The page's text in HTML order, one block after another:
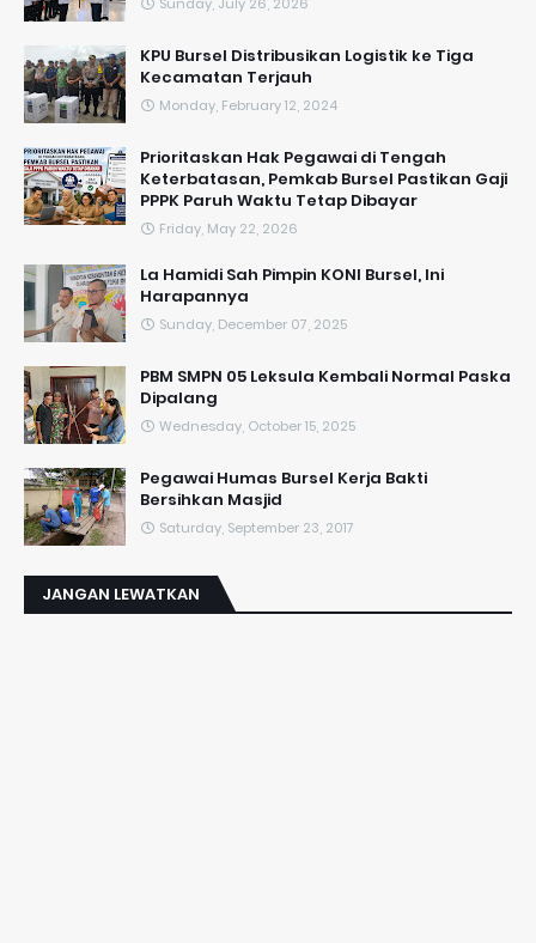
KPU Bursel Distribusikan Logistik ke Tiga
Kecamatan Terjauh
Monday, February 12, 2024
Prioritaskan Hak Pegawai di Tengah
Keterbatasan, Pemkab Bursel Pastikan Gaji
PPPK Paruh Waktu Tetap Dibayar
Friday, May 22, 2026
La Hamidi Sah Pimpin KONI Bursel, Ini
Harapannya
Sunday, December 07, 2025
PBM SMPN 05 Leksula Kembali Normal Paska
Dipalang
Wednesday, October 15, 2025
Pegawai Humas Bursel Kerja Bakti
Bersihkan Masjid
Saturday, September 23, 2017
JANGAN LEWATKAN